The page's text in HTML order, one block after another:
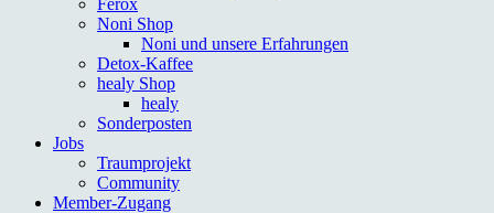
Ferox
Noni Shop
Noni und unsere Erfahrungen
Detox-Kaffee
healy Shop
healy
Sonderposten
Jobs
Traumprojekt
Community
Member-Zugang